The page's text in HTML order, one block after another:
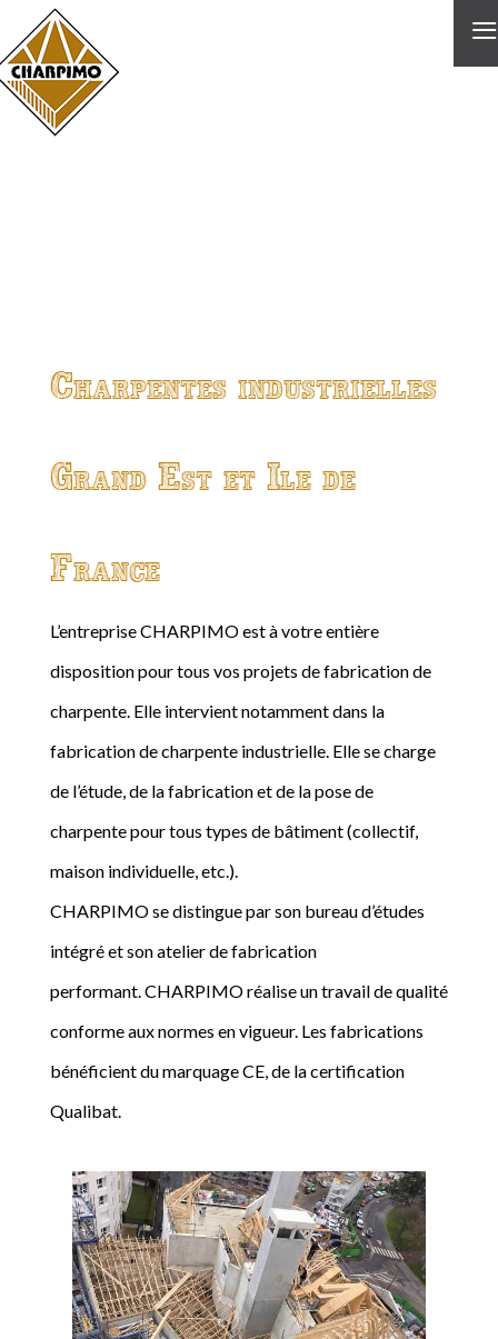
≡
Charpentes industrielles
Grand Est et Ile de
France
L’entreprise CHARPIMO est à votre entière
disposition pour tous vos projets de fabrication de
charpente. Elle intervient notamment dans la
fabrication de charpente industrielle. Elle se charge
de l’étude, de la fabrication et de la pose de
charpente pour tous types de bâtiment (collectif,
maison individuelle, etc.).
CHARPIMO se distingue par son bureau d’études
intégré et son atelier de fabrication
performant. CHARPIMO réalise un travail de qualité
conforme aux normes en vigueur. Les fabrications
bénéficient du marquage CE, de la certification
Qualibat.